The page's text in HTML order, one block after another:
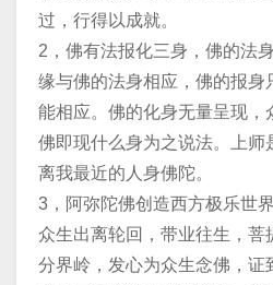
过，行得以成就。
2，佛有法报化三身，佛的法
缘与佛的法身相应，佛的报身
能相应。佛的化身无量呈现，
佛即现什么身为之说法。上师
离我最近的人身佛陀。
3，阿弥陀佛创造西方极乐世
众生出离轮回，带业往生，菩
分界岭，发心为众生念佛，证